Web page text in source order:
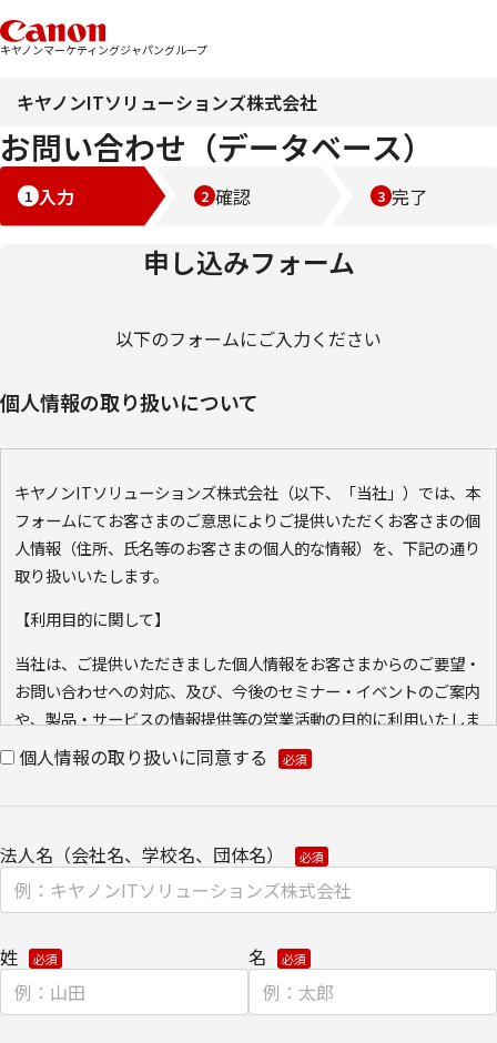
キヤノンマーケティングジャパングループ
キヤノンITソリューションズ株式会社
お問い合わせ（データベース）
入力 確認 完了
申し込みフォーム
以下のフォームにご入力ください
個人情報の取り扱いについて
キヤノンITソリューションズ株式会社（以下、「当社」）では、本
フォームにてお客さまのご意思によりご提供いただくお客さまの個
人情報（住所、氏名等のお客さまの個人的な情報）を、下記の通り
取り扱いいたします。
【利用目的に関して】
当社は、ご提供いただきました個人情報をお客さまからのご要望・
お問い合わせへの対応、及び、今後のセミナー・イベントのご案内
や、製品・サービスの情報提供等の営業活動の目的に利用いたしま
す。ご本人の同意なく利用目的以外に利用いたしません。
場合があります。取得可能なアクセス履歴は、メールに設定したリ
ンク先ページ、および当社と当社のグループ会社が運営・開設する
ウェブページ内に限られます。アクセス履歴は、市場分析、およ
ウェブサイトにおける、お客さまアクセス情報の取り扱いについ
て。
個人情報の取り扱いに同意する
法人名（会社名、学校名、団体名）
姓 名